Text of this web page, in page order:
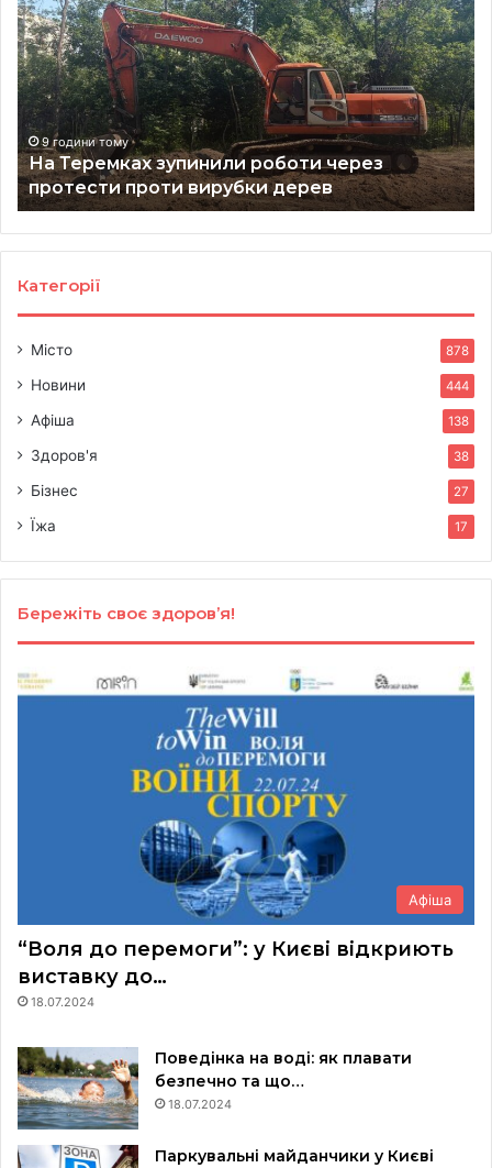
зупинили
роботи
через
протести
проти
вирубки
дерев
9 години тому
На Теремках зупинили роботи через
протести проти вирубки дерев
Категорії
Місто 878
Новини 444
Афіша 138
Здоров'я 38
Бізнес 27
Їжа 17
Бережіть своє здоров’я!
Афіша
“Воля до перемоги”: у Києві відкриють
виставку до…
18.07.2024
Поведінка на воді: як плавати
безпечно та що…
18.07.2024
Паркувальні майданчики у Києві